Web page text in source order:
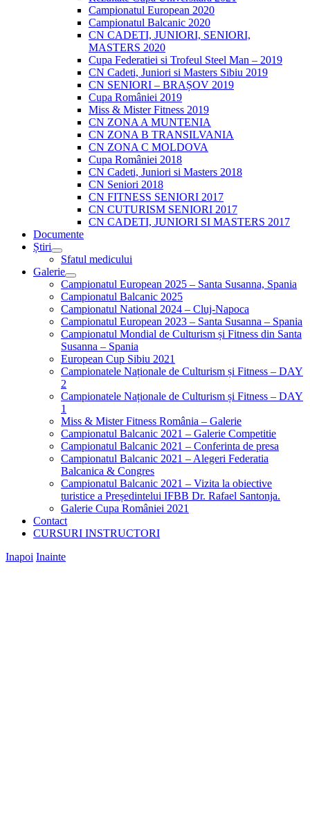
Campionatul European 2020
Campionatul Balcanic 2020
CN CADETI, JUNIORI, SENIORI,
MASTERS 2020
Cupa Federatiei si Trofeul Steel Man – 2019
CN Cadeti, Juniori si Masters Sibiu 2019
CN SENIORI – BRAȘOV 2019
Cupa României 2019
Miss & Mister Fitness 2019
CN ZONA A MUNTENIA
CN ZONA B TRANSILVANIA
CN ZONA C MOLDOVA
Cupa României 2018
CN Cadeti, Juniori si Masters 2018
CN Seniori 2018
CN FITNESS SENIORI 2017
CN CUTURISM SENIORI 2017
CN CADETI, JUNIORI SI MASTERS 2017
Documente
Știri
Sfatul medicului
Galerie
Campionatul European 2025 – Santa Susanna, Spania
Campionatul Balcanic 2025
Campionatul National 2024 – Cluj-Napoca
Campionatul European 2023 – Santa Susanna – Spania
Campionatul Mondial de Culturism și Fitness din Santa
Susanna – Spania
European Cup Sibiu 2021
Campionatele Naționale de Culturism și Fitness – DAY
2
Campionatele Naționale de Culturism și Fitness – DAY
1
Miss & Mister Fitness România – Galerie
Campionatul Balcanic 2021 – Galerie Competitie
Campionatul Balcanic 2021 – Conferinta de presa
Campionatul Balcanic 2021 – Alegeri Federatia
Balcanica & Congres
Campionatul Balcanic 2021 – Vizita la obiective
turistice a Președintelui IFBB Dr. Rafael Santonja.
Galerie Cupa României 2021
Contact
CURSURI INSTRUCTORI
Inapoi Inainte